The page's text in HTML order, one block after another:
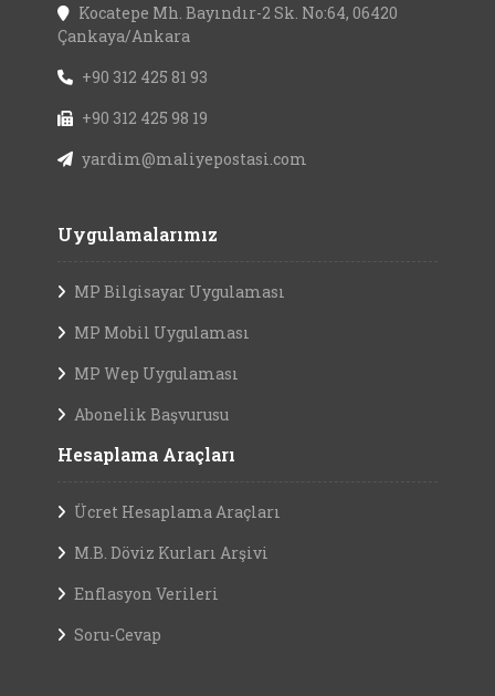
Kocatepe Mh. Bayındır-2 Sk. No:64, 06420
Çankaya/Ankara
+90 312 425 81 93
+90 312 425 98 19
yardim@maliyepostasi.com
Uygulamalarımız
MP Bilgisayar Uygulaması
MP Mobil Uygulaması
MP Wep Uygulaması
Abonelik Başvurusu
Hesaplama Araçları
Ücret Hesaplama Araçları
M.B. Döviz Kurları Arşivi
Enflasyon Verileri
Soru-Cevap